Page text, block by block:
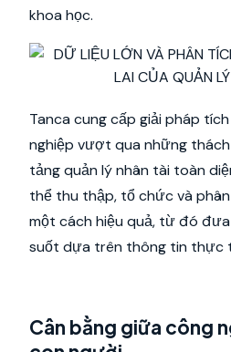
khoa học.
Tanca cung cấp giải pháp
nghiệp vượt qua những
tảng quản lý nhân tài toàn
thể thu thập, tổ chức và
một cách hiệu quả, từ đó
suốt dựa trên thông tin thực
Cân bằng giữa công